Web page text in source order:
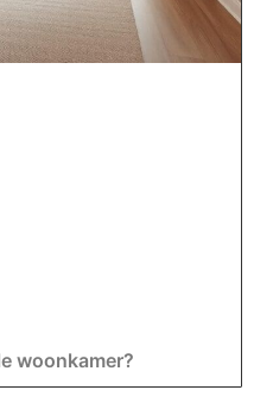
woonkamer?